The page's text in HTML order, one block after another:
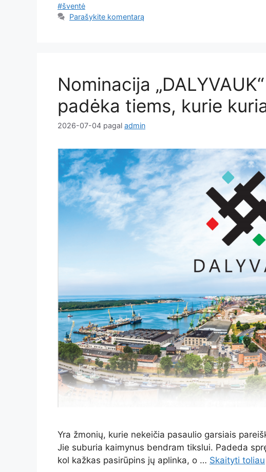
#šventė
Parašykite komentarą
Nominacija
padėka tiems, kurie
2026-07-04 pagal admin
Yra žmonių, kurie nekeičia pasaulio garsiais
Jie suburia kaimynus bendram tikslui. Padeda
kol kažkas pasirūpins jų aplinka, o … Skaityti toliau